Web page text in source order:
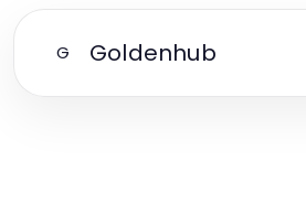
G Goldenhub